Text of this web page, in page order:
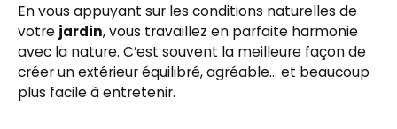
En vous appuyant sur les conditions naturelles de
votre jardin, vous travaillez en parfaite harmonie
avec la nature. C’est souvent la meilleure façon de
créer un extérieur équilibré, agréable… et beaucoup
plus facile à entretenir.